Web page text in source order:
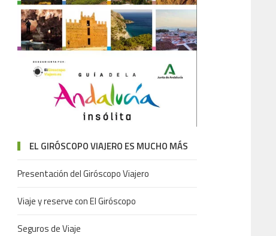
EL GIRÓSCOPO VIAJERO ES MUCHO MÁS
Presentación del Giróscopo Viajero
Viaje y reserve con El Giróscopo
Seguros de Viaje